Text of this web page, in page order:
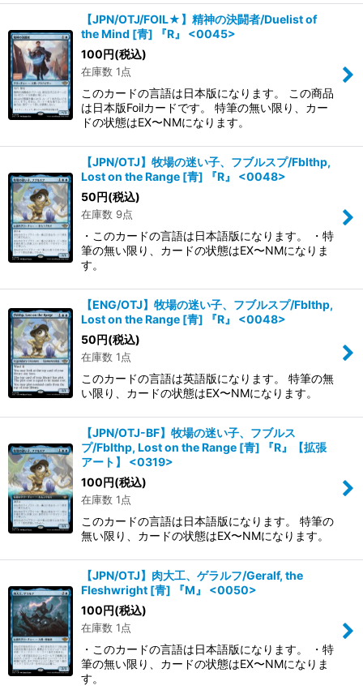
【JPN/OTJ/FOIL★】精神の決闘者/Duelist of
the Mind [青] 『R』 <0045>
100円(税込)
在庫数 1点
このカードの言語は日本版になります。 この商品
は日本版Foilカードです。 特筆の無い限り、カー
ドの状態はEX〜NMになります。
【JPN/OTJ】牧場の迷い子、フブルスプ/Fblthp,
Lost on the Range [青] 『R』 <0048>
50円(税込)
在庫数 9点
・このカードの言語は日本語版になります。 ・特
筆の無い限り、カードの状態はEX〜NMになりま
す。
【ENG/OTJ】牧場の迷い子、フブルスプ/Fblthp,
Lost on the Range [青] 『R』 <0048>
50円(税込)
在庫数 1点
このカードの言語は英語版になります。 特筆の無
い限り、カードの状態はEX〜NMになります。
【JPN/OTJ-BF】牧場の迷い子、フブルス
プ/Fblthp, Lost on the Range [青] 『R』【拡張
アート】 <0319>
100円(税込)
在庫数 1点
このカードの言語は日本語版になります。 特筆の
無い限り、カードの状態はEX〜NMになります。
【JPN/OTJ】肉大工、ゲラルフ/Geralf, the
Fleshwright [青] 『M』 <0050>
100円(税込)
在庫数 1点
・このカードの言語は日本語版になります。 ・特
筆の無い限り、カードの状態はEX〜NMになりま
す。